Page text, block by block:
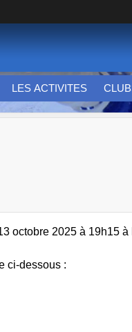
LES ACTIVITES
octobre 2025 à 19h15 à
ci-dessous :